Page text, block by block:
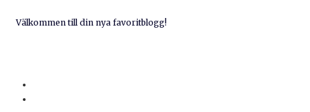
Välkommen till din nya favoritblogg!